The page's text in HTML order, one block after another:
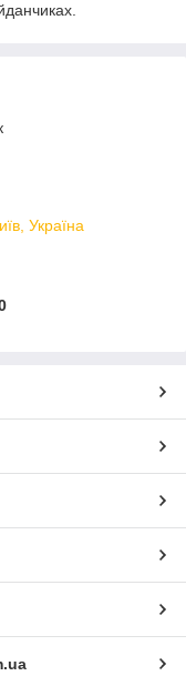
Україна